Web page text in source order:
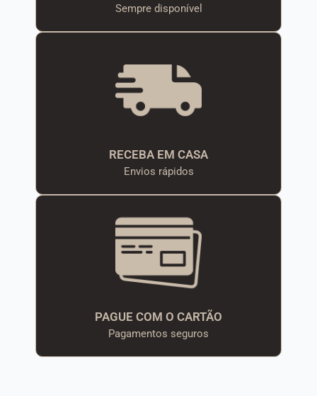
Sempre disponível
RECEBA EM CASA
Envios rápidos
PAGUE COM O CARTÃO
Pagamentos seguros